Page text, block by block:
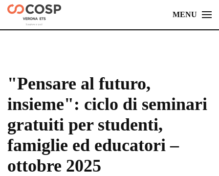
Skip
MENU
"Pensare al futuro,
insieme": ciclo di seminari
gratuiti per studenti,
famiglie ed educatori –
ottobre 2025